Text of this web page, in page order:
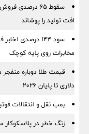
سقوط ۶۵
افت تولید را پوشاند
مخابرات روی پایه کوچک
دلاری تا پایان ۲۰۲۶
بمب نقل‌ و انتقالات
زنگ خطر در پلاسکوکار سایپا؛